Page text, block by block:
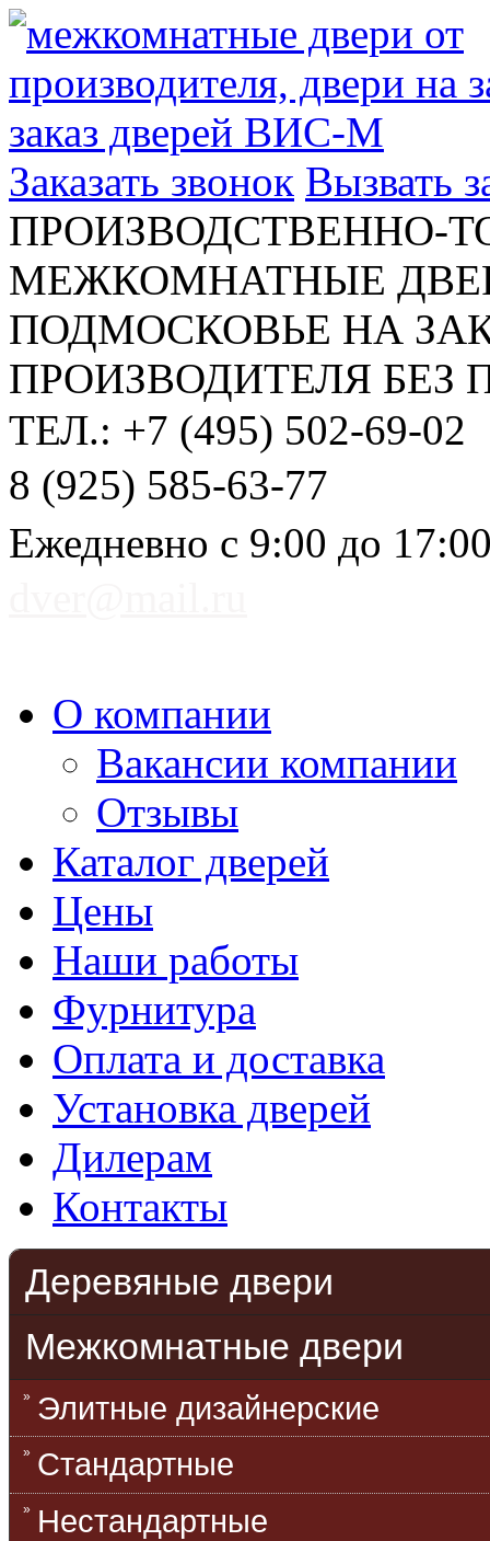
Заказать звонок Вызвать
ПРОИЗВОДСТВЕННО-
МЕЖКОМНАТНЫЕ
ПОДМОСКОВЬЕ НА
ПРОИЗВОДИТЕЛЯ БЕЗ
ТЕЛ.: +7 (495) 502-69-02
8 (925) 585-63-77
Ежедневно с 9:00 до
О компании
Вакансии компании
Отзывы
Каталог дверей
Цены
Наши работы
Фурнитура
Оплата и доставка
Установка дверей
Дилерам
Контакты
Деревяные двери
Межкомнатные двери
Элитные дизайнерские
Стандартные
Нестандартные